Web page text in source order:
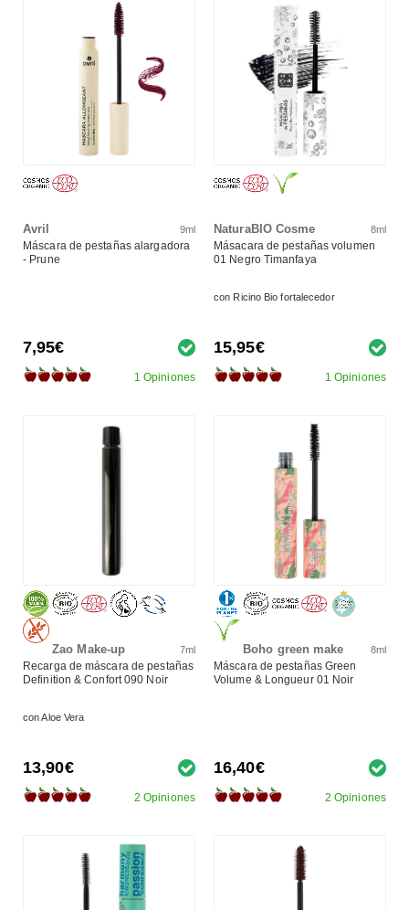
Avril 9ml
Máscara de pestañas alargadora
- Prune
7,95€
1 Opiniones
NaturaBIO Cosme 8ml
Másacara de pestañas volumen
01 Negro Timanfaya
con Ricino Bio fortalecedor
15,95€
1 Opiniones
Zao Make-up 7ml
Recarga de máscara de pestañas
Definition & Confort 090 Noir
con Aloe Vera
13,90€
2 Opiniones
Boho green make 8ml
Máscara de pestañas Green
Volume & Longueur 01 Noir
16,40€
2 Opiniones